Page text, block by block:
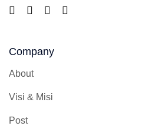
Company
About
Visi & Misi
Post